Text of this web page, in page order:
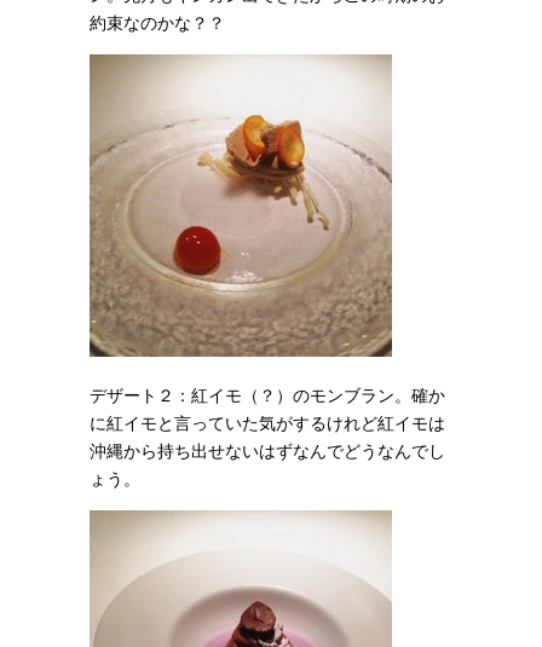
約束なのかな？？
デザート２：紅イモ（？）のモンブラン。確か
に紅イモと言っていた気がするけれど紅イモは
沖縄から持ち出せないはずなんでどうなんでし
ょう。